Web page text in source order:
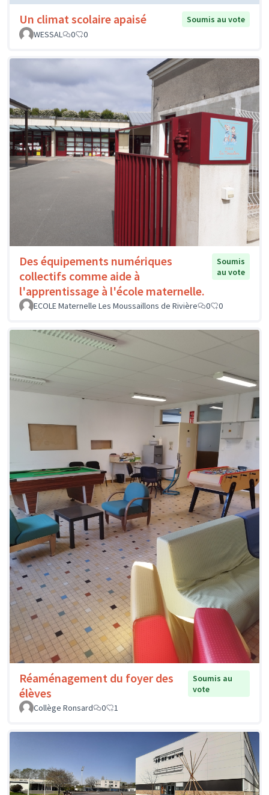
Un climat scolaire apaisé
Soumis au vote
WESSAL
0 0
Des équipements numériques
collectifs comme aide à
l'apprentissage à l'école maternelle.
Soumis
au vote
ECOLE Maternelle Les Moussaillons de Rivière 0 0
Réaménagement du foyer des
élèves
Soumis au
vote
Collège Ronsard
0 1